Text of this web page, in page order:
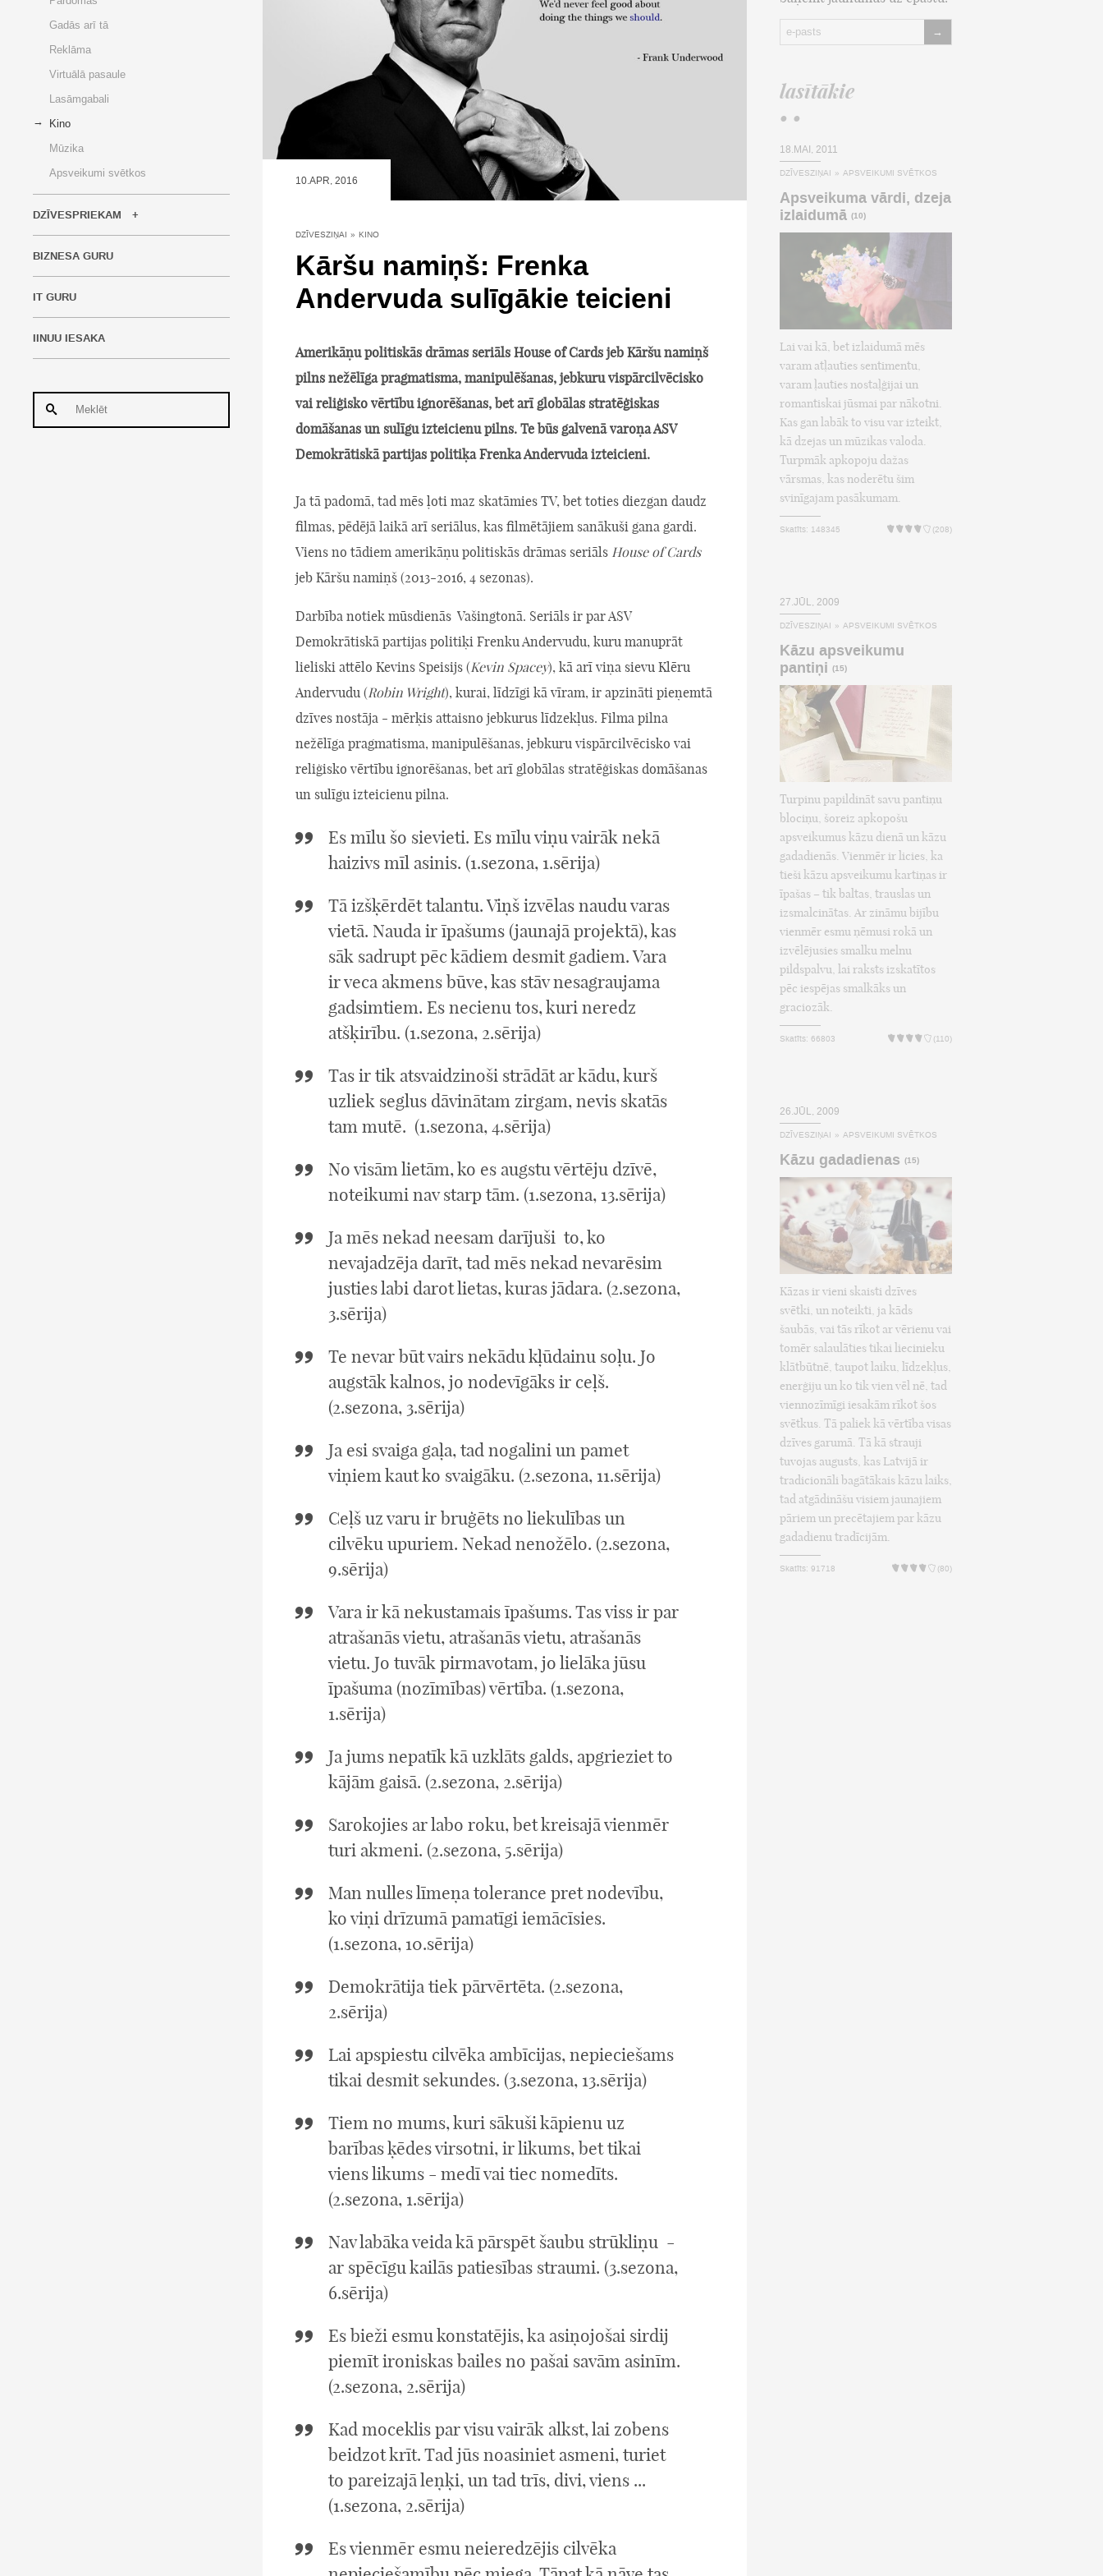
Gadās arī tā
Reklāma
Virtuālā pasaule
Lasāmgabali
Kino
Mūzika
Apsveikumi svētkos
DZĪVESPRIEKAM
BIZNESA GURU
IT GURU
IINUU IESAKA
10.APR, 2016
DZĪVESZIŅAI » KINO
Kāršu namiņš: Frenka
Andervuda sulīgākie teicieni
Amerikāņu politiskās drāmas seriāls House of Cards jeb Kāršu namiņš
pilns nežēlīga pragmatisma, manipulēšanas, jebkuru vispārcilvēcisko
vai reliģisko vērtību ignorēšanas, bet arī globālas stratēģiskas
domāšanas un sulīgu izteicienu pilns. Te būs galvenā varoņa ASV
Demokrātiskā partijas politiķa Frenka Andervuda izteicieni.
Ja tā padomā, tad mēs ļoti maz skatāmies TV, bet toties diezgan daudz
filmas, pēdējā laikā arī seriālus, kas filmētājiem sanākuši gana gardi.
Viens no tādiem amerikāņu politiskās drāmas seriāls House of Cards
jeb Kāršu namiņš (2013-2016, 4 sezonas).
Darbība notiek mūsdienās Vašingtonā. Seriāls ir par ASV
Demokrātiskā partijas politiķi Frenku Andervudu, kuru manuprāt
lieliski attēlo Kevins Speisijs (Kevin Spacey), kā arī viņa sievu Klēru
Andervudu (Robin Wright), kurai, līdzīgi kā vīram, ir apzināti pieņemtā
dzīves nostāja - mērķis attaisno jebkurus līdzekļus. Filma pilna
nežēlīga pragmatisma, manipulēšanas, jebkuru vispārcilvēcisko vai
reliģisko vērtību ignorēšanas, bet arī globālas stratēģiskas domāšanas
un sulīgu izteicienu pilna.
Es mīlu šo sievieti. Es mīlu viņu vairāk nekā
haizivs mīl asinis. (1.sezona, 1.sērija)
Tā izšķērdēt talantu. Viņš izvēlas naudu varas
vietā. Nauda ir īpašums (jaunajā projektā), kas
sāk sadrupt pēc kādiem desmit gadiem. Vara
ir veca akmens būve, kas stāv nesagraujama
gadsimtiem. Es necienu tos, kuri neredz
atšķirību. (1.sezona, 2.sērija)
Tas ir tik atsvaidzinoši strādāt ar kādu, kurš
uzliek seglus dāvinātam zirgam, nevis skatās
tam mutē. (1.sezona, 4.sērija)
No visām lietām, ko es augstu vērtēju dzīvē,
noteikumi nav starp tām. (1.sezona, 13.sērija)
Ja mēs nekad neesam darījuši to, ko
nevajadzēja darīt, tad mēs nekad nevarēsim
justies labi darot lietas, kuras jādara. (2.sezona,
3.sērija)
Te nevar būt vairs nekādu kļūdainu soļu. Jo
augstāk kalnos, jo nodevīgāks ir ceļš.
(2.sezona, 3.sērija)
Ja esi svaiga gaļa, tad nogalini un pamet
viņiem kaut ko svaigāku. (2.sezona, 11.sērija)
Ceļš uz varu ir bruģēts no liekulības un
cilvēku upuriem. Nekad nenožēlo. (2.sezona,
9.sērija)
Vara ir kā nekustamais īpašums. Tas viss ir par
atrašanās vietu, atrašanās vietu, atrašanās
vietu. Jo tuvāk pirmavotam, jo lielāka jūsu
īpašuma (nozīmības) vērtība. (1.sezona,
1.sērija)
Ja jums nepatīk kā uzklāts galds, apgrieziet to
kājām gaisā. (2.sezona, 2.sērija)
Sarokojies ar labo roku, bet kreisajā vienmēr
turi akmeni. (2.sezona, 5.sērija)
Man nulles līmeņa tolerance pret nodevību,
ko viņi drīzumā pamatīgi iemācīsies.
(1.sezona, 10.sērija)
Demokrātija tiek pārvērtēta. (2.sezona,
2.sērija)
Lai apspiestu cilvēka ambīcijas, nepieciešams
tikai desmit sekundes. (3.sezona, 13.sērija)
Tiem no mums, kuri sākuši kāpienu uz
barības ķēdes virsotni, ir likums, bet tikai
viens likums - medī vai tiec nomedīts.
(2.sezona, 1.sērija)
Nav labāka veida kā pārspēt šaubu strūkliņu -
ar spēcīgu kailās patiesības straumi. (3.sezona,
6.sērija)
Es bieži esmu konstatējis, ka asiņojošai sirdij
piemīt ironiskas bailes no pašai savām asinīm.
(2.sezona, 2.sērija)
Kad moceklis par visu vairāk alkst, lai zobens
beidzot krīt. Tad jūs noasiniet asmeni, turiet
to pareizajā leņķi, un tad trīs, divi, viens ...
(1.sezona, 2.sērija)
Es vienmēr esmu neieredzējis cilvēka
→
lasītākie
• •
18.MAI, 2011
DZĪVESZIŅAI » APSVEIKUMI SVĒTKOS
Apsveikuma vārdi, dzeja
izlaidumā (10)
Lai vai kā, bet izlaidumā mēs
varam atļauties sentimentu,
varam ļauties nostaļģijai un
romantiskai jūsmai par nākotni.
Kas gan labāk to visu var izteikt,
kā dzejas un mūzikas valoda.
Turpmāk apkopoju dažas
vārsmas, kas noderētu šim
svinīgajam pasākumam.
Skatīts: 148345 (208)
27.JŪL, 2009
DZĪVESZIŅAI » APSVEIKUMI SVĒTKOS
Kāzu apsveikumu
pantiņi (15)
Turpinu papildināt savu pantiņu
blociņu, šoreiz apkopošu
apsveikumus kāzu dienā un kāzu
gadadienās. Vienmēr ir licies, ka
tieši kāzu apsveikumu kartiņas ir
īpašas – tik baltas, trauslas un
izsmalcinātas. Ar zināmu bijību
vienmēr esmu ņēmusi rokā un
izvēlējusies smalku melnu
pildspalvu, lai raksts izskatītos
pēc iespējas smalkāks un
graciozāk.
Skatīts: 66803 (110)
26.JŪL, 2009
DZĪVESZIŅAI » APSVEIKUMI SVĒTKOS
Kāzu gadadienas (15)
Kāzas ir vieni skaisti dzīves
svētki, un noteikti, ja kāds
šaubās, vai tās rīkot ar vērienu vai
tomēr salaulāties tikai liecinieku
klātbūtnē, taupot laiku, līdzekļus,
enerģiju un ko tik vien vēl nē, tad
viennozīmīgi iesakām rīkot šos
svētkus. Tā paliek kā vērtība visas
dzīves garumā. Tā kā strauji
tuvojas augusts, kas Latvijā ir
tradicionāli bagātākais kāzu laiks,
tad atgādināšu visiem jaunajiem
pāriem un precētajiem par kāzu
gadadienu tradīcijām.
Skatīts: 91718 (80)